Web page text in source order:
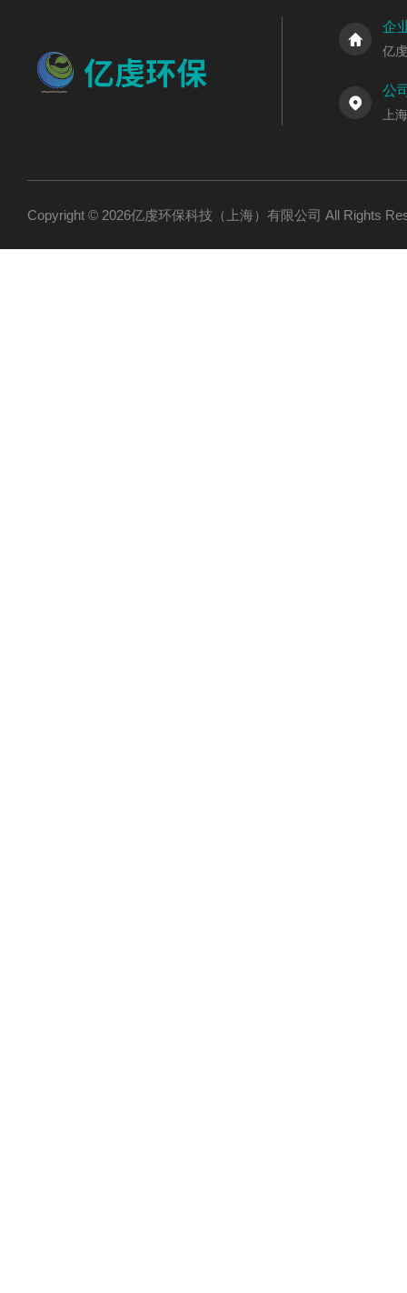
企
亿
公
上
Copyright © 2026亿虔环保科技（上海）有限公司 All Rights